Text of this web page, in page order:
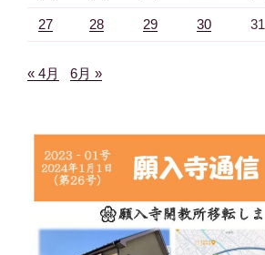
27 28 29 30 31
« 4月 6月 »